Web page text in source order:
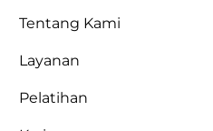
Tentang Kami
Layanan
Pelatihan